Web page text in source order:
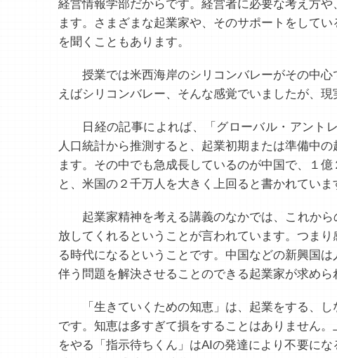
経営情報学部だからです。経営者に必要な考え方
ます。さまざまな起業家や、そのサポートをして
を聞くこともあります。
授業では米西海岸のシリコンバレーがその中
えばシリコンバレー、そんな感覚でいましたが、現
日経の記事によれば、「グローバル・アント
人口統計から推測すると、起業初期または準備中
ます。その中でも急成長しているのが中国で、１
と、米国の２千万人を大きく上回ると書かれていま
起業家精神を考える講義のなかでは、これか
放してくれるということが言われています。つま
る時代になるということです。中国などの新興国
伴う問題を解決させることのできる起業家が求めら
「生きていくための知恵」は、起業をする、し
です。知恵は多すぎて損をすることはありません
をやる「指示待ちくん」はAIの発達により不要に